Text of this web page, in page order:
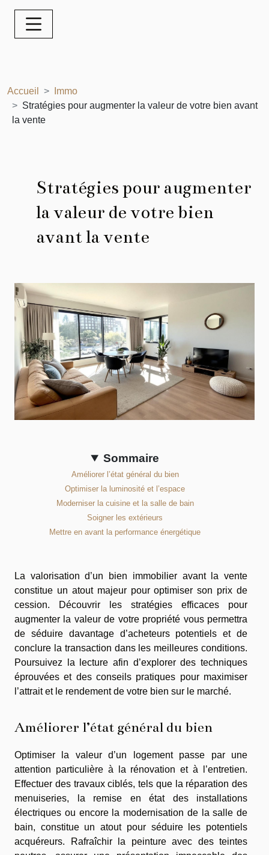
Accueil
Immo
Stratégies pour augmenter la valeur de votre bien avant
la vente
Stratégies pour augmenter
la valeur de votre bien
avant la vente
Sommaire
Améliorer l’état général du bien
Optimiser la luminosité et l’espace
Moderniser la cuisine et la salle de bain
Soigner les extérieurs
Mettre en avant la performance énergétique
La valorisation d’un bien immobilier avant la vente
constitue un atout majeur pour optimiser son prix de
cession. Découvrir les stratégies efficaces pour
augmenter la valeur de votre propriété vous permettra
de séduire davantage d’acheteurs potentiels et de
conclure la transaction dans les meilleures conditions.
Poursuivez la lecture afin d’explorer des techniques
éprouvées et des conseils pratiques pour maximiser
l’attrait et le rendement de votre bien sur le marché.
Améliorer l’état général du bien
Optimiser la valeur d’un logement passe par une
attention particulière à la rénovation et à l’entretien.
Effectuer des travaux ciblés, tels que la réparation des
menuiseries, la remise en état des installations
électriques ou encore la modernisation de la salle de
bain, constitue un atout pour séduire les potentiels
acquéreurs. Rafraîchir la peinture avec des teintes